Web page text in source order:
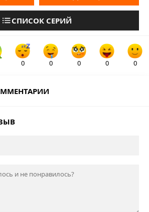
СПИСОК СЕРИЙ
0 0 0 0 0